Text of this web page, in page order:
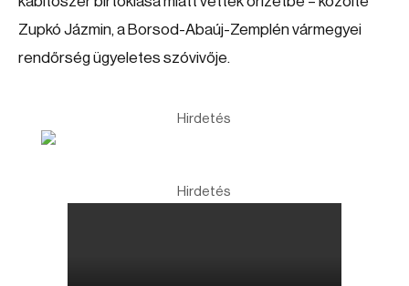
Zupkó Jázmin, a Borsod-Abaúj-Zemplén vármegyei
rendőrség ügyeletes szóvivője.
Hirdetés
Hirdetés